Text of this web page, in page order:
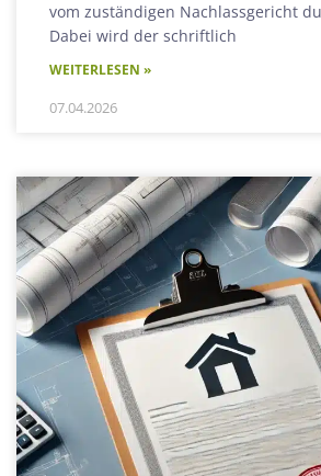
vom zuständigen Nachlassgericht
Dabei wird der schriftlich
WEITERLESEN »
07.04.2026